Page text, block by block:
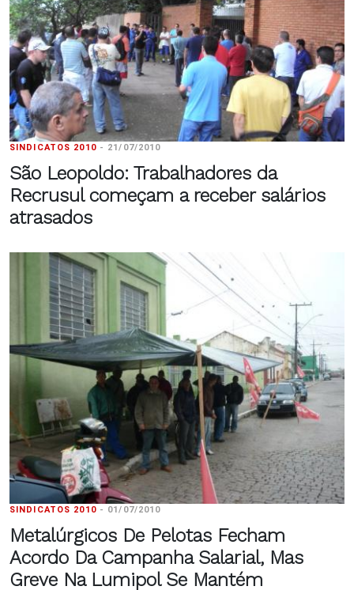
SINDICATOS 2010- 21/07/2010
São Leopoldo: Trabalhadores da
Recrusul começam a receber salários
atrasados
SINDICATOS 2010- 01/07/2010
Metalúrgicos De Pelotas Fecham
Acordo Da Campanha Salarial, Mas
Greve Na Lumipol Se Mantém